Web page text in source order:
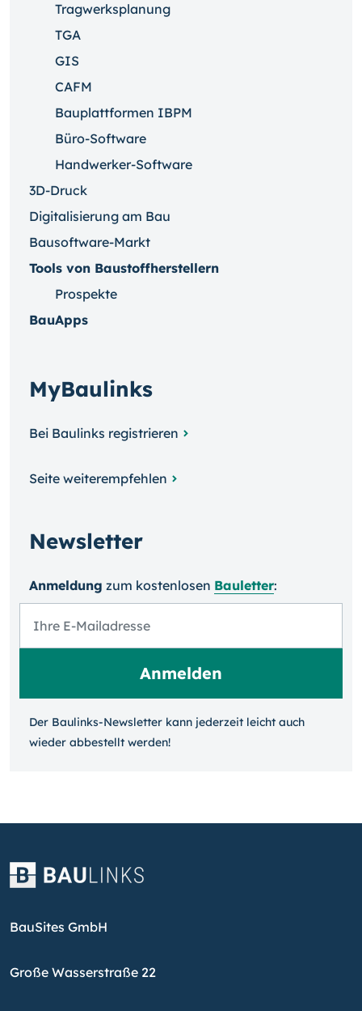
Tragwerksplanung
TGA
GIS
CAFM
Bauplattformen IBPM
Büro-Software
Handwerker-Software
3D-Druck
Digitalisierung am Bau
Bausoftware-Markt
Tools von Baustoffherstellern
Prospekte
BauApps
MyBaulinks
Bei Baulinks registrieren
Seite weiterempfehlen
Newsletter
Anmeldung zum kosten­losen Bauletter:
Der Baulinks-Newsletter kann jeder­zeit leicht auch
wieder ab­bestellt werden!
BauSites GmbH
Große Wasserstraße 22